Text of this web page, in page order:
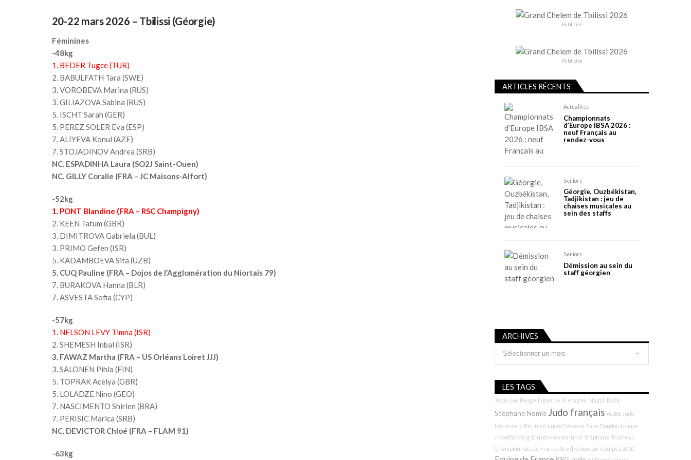
20-22 mars 2026 – Tbilissi (Géorgie)
Féminines
-48kg
1. BEDER Tugce (TUR)
2. BABULFATH Tara (SWE)
3. VOROBEVA Marina (RUS)
3. GILIAZOVA Sabina (RUS)
5. ISCHT Sarah (GER)
5. PEREZ SOLER Eva (ESP)
7. ALIYEVA Konul (AZE)
7. STOJADINOV Andrea (SRB)
NC. ESPADINHA Laura (SO2J Saint-Ouen)
NC. GILLY Coralie (FRA – JC Maisons-Alfort)
-52kg
1. PONT Blandine (FRA – RSC Champigny)
2. KEEN Tatum (GBR)
3. DIMITROVA Gabriela (BUL)
3. PRIMO Gefen (ISR)
5. KADAMBOEVA Sita (UZB)
5. CUQ Pauline (FRA – Dojos de l’Agglomération du Niortais 79)
7. BURAKOVA Hanna (BLR)
7. ASVESTA Sofia (CYP)
-57kg
1. NELSON LEVY Timna (ISR)
2. SHEMESH Inbal (ISR)
3. FAWAZ Martha (FRA – US Orléans Loiret JJJ)
3. SALONEN Pihla (FIN)
5. TOPRAK Acelya (GBR)
5. LOLADZE Nino (GEO)
7. NASCIMENTO Shirlen (BRA)
7. PERISIC Marica (SRB)
NC. DEVICTOR Chloé (FRA – FLAM 91)
-63kg
Publicité
Publicité
ARTICLES RÉCENTS
Actualités
Championnats
d’Europe IBSA 2026 :
neuf Français au
rendez-vous
Seniors
Géorgie, Ouzbékistan,
Tadjikistan : jeu de
chaises musicales au
sein des staffs
Seniors
Démission au sein du
staff géorgien
ARCHIVES
LES TAGS
Jean-Luc Rougé Ligue de Bretagne Magali Baton
Stéphane Nomis Judo français ACBB Judo
Ligue de la Réunion Lucie Décosse Pape Doudou Ndiaye
crowdfunding L'interview du lundi Stéphane Traineau
Championnats de France 1re division par équipes 2020